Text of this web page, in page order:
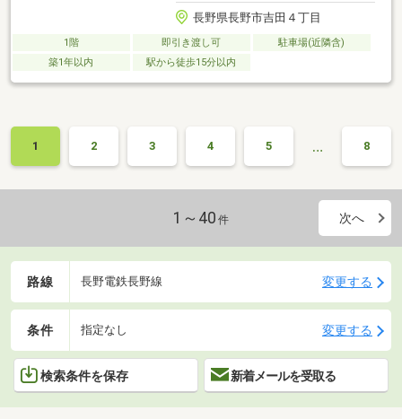
長野県長野市吉田４丁目
1階 即引き渡し可
駐車場(近隣含)
築1年以内
駅から徒歩15分以内
1 2 3 4 5 … 8
1～40 件 次へ
路線 長野電鉄長野線 変更する
条件 指定なし 変更する
検索条件を保存 新着メールを受取る